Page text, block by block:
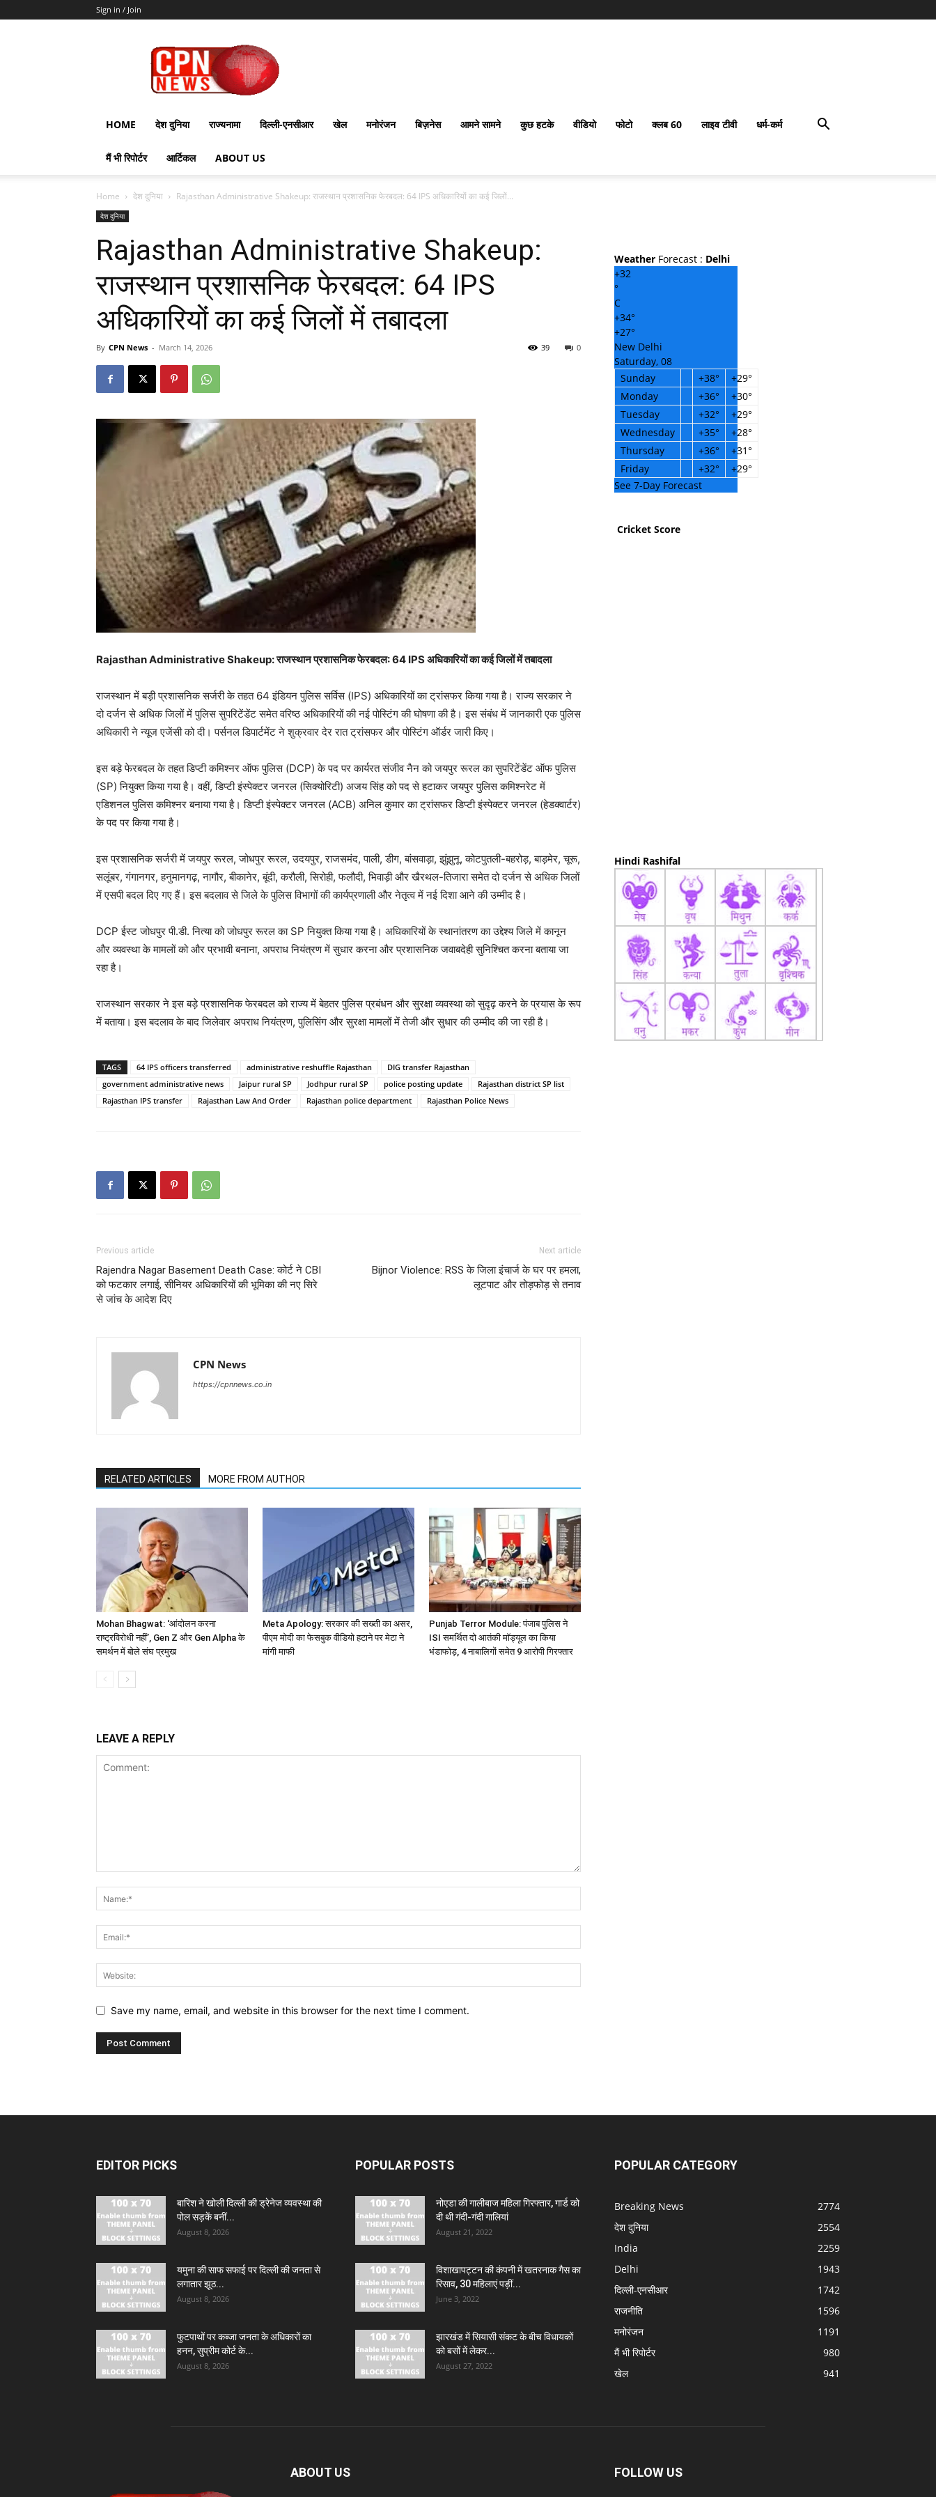
Sign in / Join
CPN
News
HOME देश दुनिया राज्यनामा दिल्ली-एनसीआर खेल मनोरंजन बिज़नेस आमने सामने कुछ हटके वीडियो फोटो क्लब 60 लाइव टीवी धर्म-कर्म
मैं भी रिपोर्टर आर्टिकल ABOUT US
Home देश दुनिया Rajasthan Administrative Shakeup: राजस्थान प्रशासनिक फेरबदल: 64 IPS अधिकारियों का कई जिलों...
देश दुनिया
Rajasthan Administrative Shakeup:
राजस्थान प्रशासनिक फेरबदल: 64 IPS
अधिकारियों का कई जिलों में तबादला
By CPN News - March 14, 2026 0
39
Rajasthan Administrative Shakeup: राजस्थान प्रशासनिक फेरबदल: 64 IPS अधिकारियों का कई जिलों में तबादला
राजस्थान में बड़ी प्रशासनिक सर्जरी के तहत 64 इंडियन पुलिस सर्विस (IPS) अधिकारियों का ट्रांसफर किया गया है। राज्य सरकार ने
दो दर्जन से अधिक जिलों में पुलिस सुपरिटेंडेंट समेत वरिष्ठ अधिकारियों की नई पोस्टिंग की घोषणा की है। इस संबंध में जानकारी एक पुलिस
अधिकारी ने न्यूज एजेंसी को दी। पर्सनल डिपार्टमेंट ने शुक्रवार देर रात ट्रांसफर और पोस्टिंग ऑर्डर जारी किए।
इस बड़े फेरबदल के तहत डिप्टी कमिश्नर ऑफ पुलिस (DCP) के पद पर कार्यरत संजीव नैन को जयपुर रूरल का सुपरिटेंडेंट ऑफ पुलिस
(SP) नियुक्त किया गया है। वहीं, डिप्टी इंस्पेक्टर जनरल (सिक्योरिटी) अजय सिंह को पद से हटाकर जयपुर पुलिस कमिश्नरेट में
एडिशनल पुलिस कमिश्नर बनाया गया है। डिप्टी इंस्पेक्टर जनरल (ACB) अनिल कुमार का ट्रांसफर डिप्टी इंस्पेक्टर जनरल (हेडक्वार्टर)
के पद पर किया गया है।
इस प्रशासनिक सर्जरी में जयपुर रूरल, जोधपुर रूरल, उदयपुर, राजसमंद, पाली, डीग, बांसवाड़ा, झुंझुनू, कोटपुतली-बहरोड़, बाड़मेर, चूरू,
सलूंबर, गंगानगर, हनुमानगढ़, नागौर, बीकानेर, बूंदी, करौली, सिरोही, फलौदी, भिवाड़ी और खैरथल-तिजारा समेत दो दर्जन से अधिक जिलों
में एसपी बदल दिए गए हैं। इस बदलाव से जिले के पुलिस विभागों की कार्यप्रणाली और नेतृत्व में नई दिशा आने की उम्मीद है।
DCP ईस्ट जोधपुर पी.डी. नित्या को जोधपुर रूरल का SP नियुक्त किया गया है। अधिकारियों के स्थानांतरण का उद्देश्य जिले में कानून
और व्यवस्था के मामलों को और प्रभावी बनाना, अपराध नियंत्रण में सुधार करना और प्रशासनिक जवाबदेही सुनिश्चित करना बताया जा
रहा है।
राजस्थान सरकार ने इस बड़े प्रशासनिक फेरबदल को राज्य में बेहतर पुलिस प्रबंधन और सुरक्षा व्यवस्था को सुदृढ़ करने के प्रयास के रूप
में बताया। इस बदलाव के बाद जिलेवार अपराध नियंत्रण, पुलिसिंग और सुरक्षा मामलों में तेजी और सुधार की उम्मीद की जा रही है।
TAGS 64 IPS officers transferred administrative reshuffle Rajasthan
DIG transfer Rajasthan
government administrative news
Jaipur rural SP Jodhpur rural SP police posting update
Rajasthan district SP list
Rajasthan IPS transfer
Rajasthan Law And Order Rajasthan police department Rajasthan Police News
Previous article
Rajendra Nagar Basement Death Case: कोर्ट ने CBI
को फटकार लगाई, सीनियर अधिकारियों की भूमिका की नए सिरे
से जांच के आदेश दिए
Next article
Bijnor Violence: RSS के जिला इंचार्ज के घर पर हमला,
लूटपाट और तोड़फोड़ से तनाव
CPN News
https://cpnnews.co.in
RELATED ARTICLES MORE FROM AUTHOR
Mohan Bhagwat: ‘आंदोलन करना
राष्ट्रविरोधी नहीं’, Gen Z और Gen Alpha के
समर्थन में बोले संघ प्रमुख
Meta Apology: सरकार की सख्ती का असर,
पीएम मोदी का फेसबुक वीडियो हटाने पर मेटा ने
मांगी माफी
Punjab Terror Module: पंजाब पुलिस ने
ISI समर्थित दो आतंकी मॉड्यूल का किया
भंडाफोड़, 4 नाबालिगों समेत 9 आरोपी गिरफ्तार
LEAVE A REPLY
Save my name, email, and website in this browser for the next time I comment.
Weather Forecast : Delhi
+32
°
C
+34°
+27°
New Delhi
Saturday, 08
Sunday
+38° +29°
Monday
+36° +30°
Tuesday
+32° +29°
Wednesday
+35° +28°
Thursday
+36° +31°
Friday
+32° +29°
See 7-Day Forecast
Cricket Score
Hindi Rashifal
EDITOR PICKS
बारिश ने खोली दिल्ली की ड्रेनेज व्यवस्था की
पोल सड़कें बनीं...
August 8, 2026
यमुना की साफ सफाई पर दिल्ली की जनता से
लगातार झूठ...
August 8, 2026
फुटपाथों पर कब्जा जनता के अधिकारों का
हनन, सुप्रीम कोर्ट के...
August 8, 2026
POPULAR POSTS
नोएडा की गालीबाज महिला गिरफ्तार, गार्ड को
दी थी गंदी-गंदी गालियां
August 21, 2022
विशाखापट्टन की कंपनी में खतरनाक गैस का
रिसाव, 30 महिलाएं पड़ीं...
June 3, 2022
झारखंड में सियासी संकट के बीच विधायकों
को बसों में लेकर...
August 27, 2022
POPULAR CATEGORY
Breaking News
2774
देश दुनिया
2554
India
2259
Delhi
1943
दिल्ली-एनसीआर
1742
राजनीति
1596
मनोरंजन
1191
मैं भी रिपोर्टर
980
खेल
941
ABOUT US FOLLOW US